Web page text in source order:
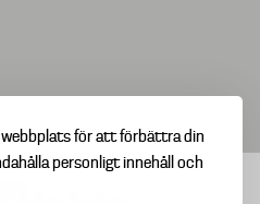
webbplats för att förbättra din
personligt innehåll och